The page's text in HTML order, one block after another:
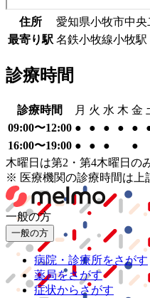
住所
愛知県小牧市中央
最寄り駅 名鉄小牧線小牧駅
診療時間
診療時間 月 火 水 木 金
09:00〜12:00 ● ● ● ● ●
16:00〜19:00 ● ● ●
●
木曜日は第2・第4木曜日の
※ 医療機関の診療時間は上
一般の方
一般の方
病院・診療所をさがす
薬局をさがす
症状からさがす